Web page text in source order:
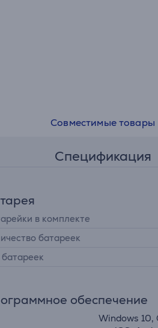
Совместимые товары
Спецификация
в комплекте
батареек
обеспечение
Windows 10,